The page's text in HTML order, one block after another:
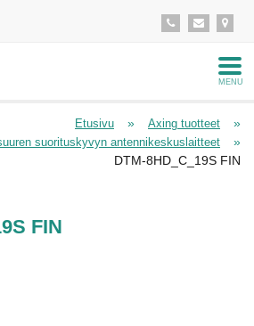
MENU
Etusivu » Axing tuotteet »
suorituskyvyn antennikeskuslaitteet
»
DTM-8HD_C_19S FIN
FIN